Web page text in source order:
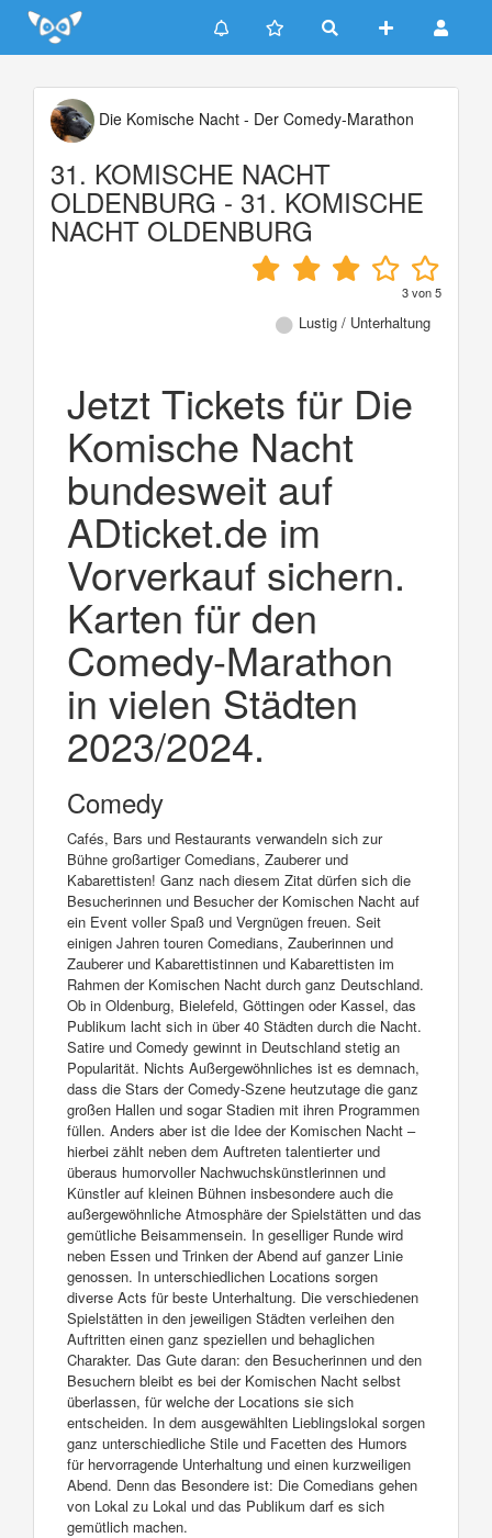
Update cookies preferences
Die Komische Nacht - Der Comedy-Marathon
31. KOMISCHE NACHT
OLDENBURG - 31. KOMISCHE
NACHT OLDENBURG
3von5
Lustig / Unterhaltung
Jetzt Tickets für Die
Komische Nacht
bundesweit auf
ADticket.de im
Vorverkauf sichern.
Karten für den
Comedy-Marathon
in vielen Städten
2023/2024.
Comedy
Cafés, Bars und Restaurants verwandeln sich zur
Bühne großartiger Comedians, Zauberer und
Kabarettisten! Ganz nach diesem Zitat dürfen sich die
Besucherinnen und Besucher der Komischen Nacht auf
ein Event voller Spaß und Vergnügen freuen. Seit
einigen Jahren touren Comedians, Zauberinnen und
Zauberer und Kabarettistinnen und Kabarettisten im
Rahmen der Komischen Nacht durch ganz Deutschland.
Ob in Oldenburg, Bielefeld, Göttingen oder Kassel, das
Publikum lacht sich in über 40 Städten durch die Nacht.
Satire und Comedy gewinnt in Deutschland stetig an
Popularität. Nichts Außergewöhnliches ist es demnach,
dass die Stars der Comedy-Szene heutzutage die ganz
großen Hallen und sogar Stadien mit ihren Programmen
füllen. Anders aber ist die Idee der Komischen Nacht –
hierbei zählt neben dem Auftreten talentierter und
überaus humorvoller Nachwuchskünstlerinnen und
Künstler auf kleinen Bühnen insbesondere auch die
außergewöhnliche Atmosphäre der Spielstätten und das
gemütliche Beisammensein. In geselliger Runde wird
neben Essen und Trinken der Abend auf ganzer Linie
genossen. In unterschiedlichen Locations sorgen
diverse Acts für beste Unterhaltung. Die verschiedenen
Spielstätten in den jeweiligen Städten verleihen den
Auftritten einen ganz speziellen und behaglichen
Charakter. Das Gute daran: den Besucherinnen und den
Besuchern bleibt es bei der Komischen Nacht selbst
überlassen, für welche der Locations sie sich
entscheiden. In dem ausgewählten Lieblingslokal sorgen
ganz unterschiedliche Stile und Facetten des Humors
für hervorragende Unterhaltung und einen kurzweiligen
Abend. Denn das Besondere ist: Die Comedians gehen
von Lokal zu Lokal und das Publikum darf es sich
gemütlich machen.